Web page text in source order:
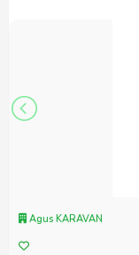
Agus KARAVAN